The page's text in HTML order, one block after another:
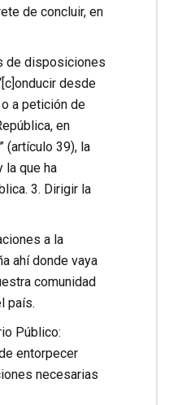
de concluir, en
de disposiciones
desde
a petición de
en
(artículo 39), la
la que ha
3. Dirigir la
a la
ahí donde vaya
comunidad
país.
Público:
entorpecer
necesarias